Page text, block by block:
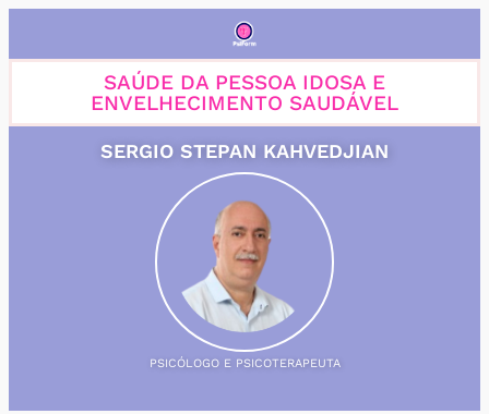
SAÚDE DA PESSOA IDOSA E
ENVELHECIMENTO SAUDÁVEL
SERGIO STEPAN KAHVEDJIAN
PSICÓLOGO E PSICOTERAPEUTA